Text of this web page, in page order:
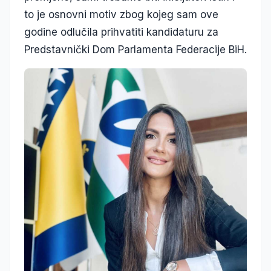
to je osnovni motiv zbog kojeg sam ove
godine odlučila prihvatiti kandidaturu za
Predstavnički Dom Parlamenta Federacije BiH.